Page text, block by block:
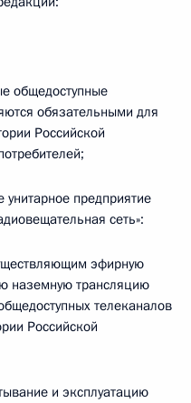
общедоступные
обязательными для
Российской
унитарное предприятие
сеть»:
эфирную
наземную трансляцию
телеканалов
Российской
и эксплуатацию